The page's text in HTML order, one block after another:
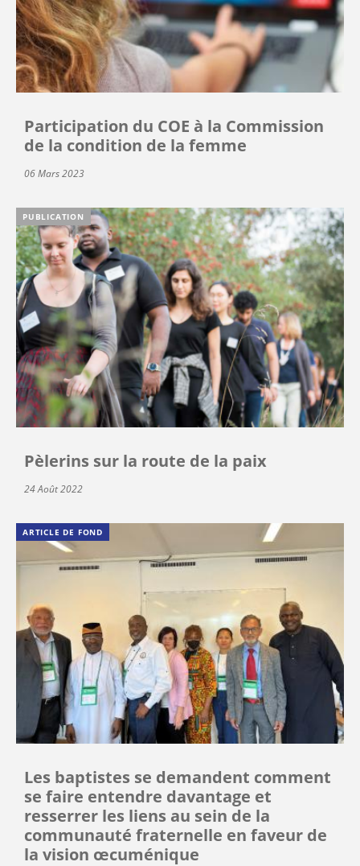
Participation du COE à la Commission
de la condition de la femme
06 Mars 2023
PUBLICATION
Pèlerins sur la route de la paix
24 Août 2022
ARTICLE DE FOND
Les baptistes se demandent comment
se faire entendre davantage et
resserrer les liens au sein de la
communauté fraternelle en faveur de
la vision œcuménique